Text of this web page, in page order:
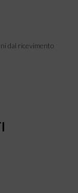
dal ricevimento